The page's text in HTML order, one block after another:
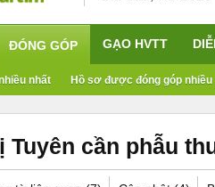
ĐÓNG GÓP
nhất Hồ sơ được đóng góp nhiều
GẠO HVTT
Tuyên cần phẫu